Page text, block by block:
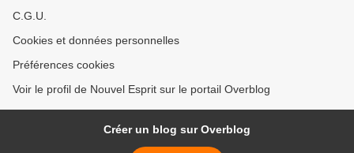
C.G.U.
Cookies et données personnelles
Préférences cookies
Voir le profil de Nouvel Esprit sur le portail Overblog
Créer un blog sur Overblog